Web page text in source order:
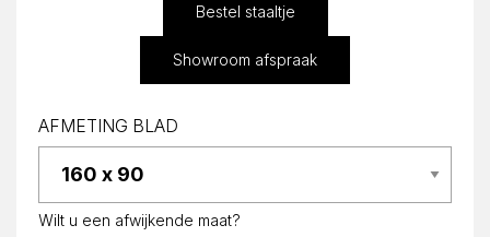
Bestel staaltje
Showroom afspraak
AFMETING BLAD
Wilt u een afwijkende maat?